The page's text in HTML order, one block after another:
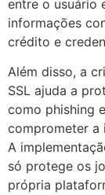
entre o usuário
informações
crédito e
Além disso, a
SSL ajuda a
como phishing
comprometer a
A
só protege os
própria